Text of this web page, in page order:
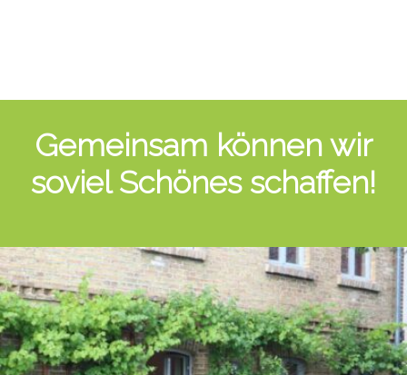
Gemeinsam können wir
soviel Schönes schaffen!